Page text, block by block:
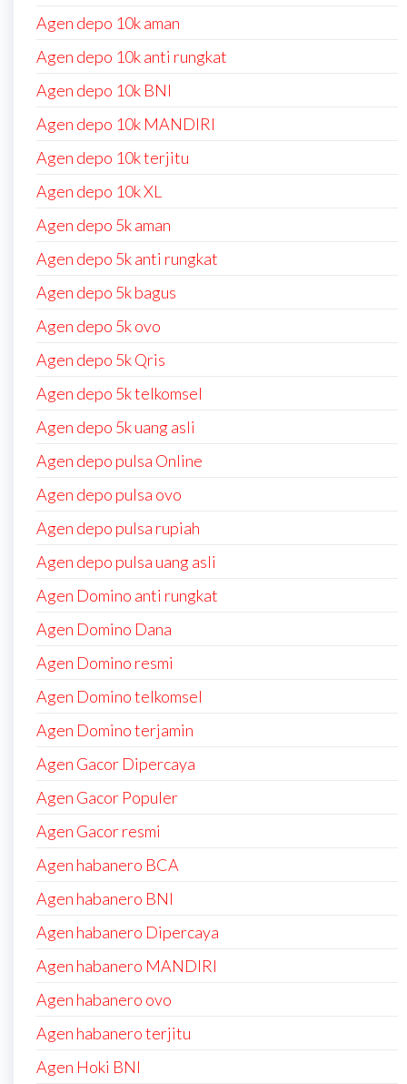
Agen depo 10k aman
Agen depo 10k anti rungkat
Agen depo 10k BNI
Agen depo 10k MANDIRI
Agen depo 10k terjitu
Agen depo 10k XL
Agen depo 5k aman
Agen depo 5k anti rungkat
Agen depo 5k bagus
Agen depo 5k ovo
Agen depo 5k Qris
Agen depo 5k telkomsel
Agen depo 5k uang asli
Agen depo pulsa Online
Agen depo pulsa ovo
Agen depo pulsa rupiah
Agen depo pulsa uang asli
Agen Domino anti rungkat
Agen Domino Dana
Agen Domino resmi
Agen Domino telkomsel
Agen Domino terjamin
Agen Gacor Dipercaya
Agen Gacor Populer
Agen Gacor resmi
Agen habanero BCA
Agen habanero BNI
Agen habanero Dipercaya
Agen habanero MANDIRI
Agen habanero ovo
Agen habanero terjitu
Agen Hoki BNI